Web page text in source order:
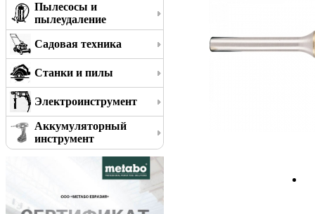
Пылесосы и
пылеудаление
Садовая техника
Станки и пилы
Электроинструмент
Аккумуляторный
инструмент